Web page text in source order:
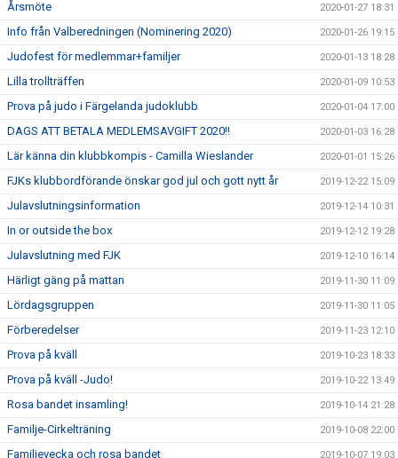
Årsmöte 2020-01-27 18:31
Info från Valberedningen (Nominering 2020) 2020-01-26 19:15
Judofest för medlemmar+familjer 2020-01-13 18:28
Lilla trollträffen 2020-01-09 10:53
Prova på judo i Färgelanda judoklubb 2020-01-04 17:00
DAGS ATT BETALA MEDLEMSAVGIFT 2020!! 2020-01-03 16:28
Lär känna din klubbkompis - Camilla Wieslander 2020-01-01 15:26
FJKs klubbordförande önskar god jul och gott nytt år 2019-12-22 15:09
Julavslutningsinformation 2019-12-14 10:31
In or outside the box 2019-12-12 19:28
Julavslutning med FJK 2019-12-10 16:14
Härligt gäng på mattan 2019-11-30 11:09
Lördagsgruppen 2019-11-30 11:05
Förberedelser 2019-11-23 12:10
Prova på kväll 2019-10-23 18:33
Prova på kväll -Judo! 2019-10-22 13:49
Rosa bandet insamling! 2019-10-14 21:28
Familje-Cirkelträning 2019-10-08 22:00
Familjevecka och rosa bandet 2019-10-07 19:03